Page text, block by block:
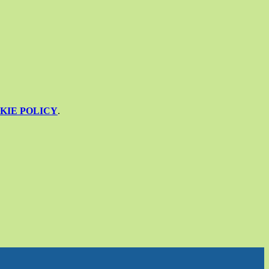
POLICY.